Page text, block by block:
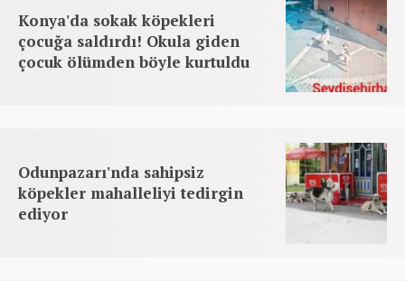
Konya'da sokak köpekleri
çocuğa saldırdı! Okula giden
çocuk ölümden böyle kurtuldu
Odunpazarı'nda sahipsiz
köpekler mahalleliyi tedirgin
ediyor